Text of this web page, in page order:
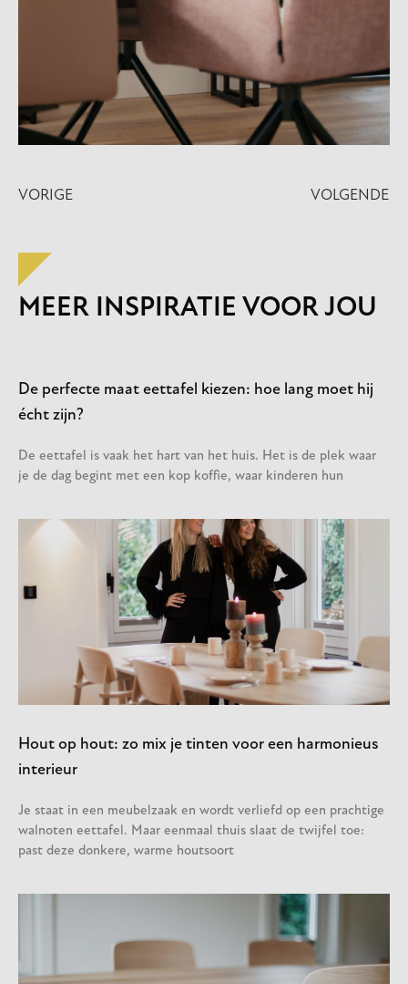
VORIGE VOLGENDE
MEER INSPIRATIE VOOR JOU
De perfecte maat eettafel kiezen: hoe lang moet hij
écht zijn?
De eettafel is vaak het hart van het huis. Het is de plek waar
je de dag begint met een kop koffie, waar kinderen hun
Hout op hout: zo mix je tinten voor een harmonieus
interieur
Je staat in een meubelzaak en wordt verliefd op een prachtige
walnoten eettafel. Maar eenmaal thuis slaat de twijfel toe:
past deze donkere, warme houtsoort